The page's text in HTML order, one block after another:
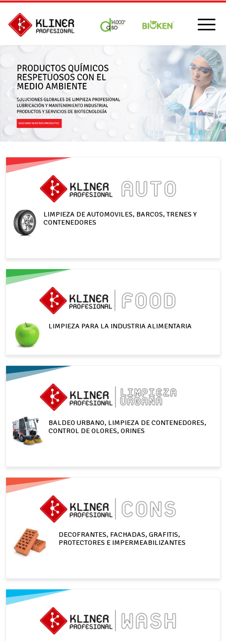
Posterior
LIMPIEZA DE AUTOMOVILES, BARCOS, TRENES Y
CONTENEDORES
LIMPIEZA PARA LA INDUSTRIA ALIMENTARIA
BALDEO URBANO, LIMPIEZA DE CONTENEDORES,
CONTROL DE OLORES, ORINES
DECOFRANTES, FACHADAS, GRAFITIS,
PROTECTORES E IMPERMEABILIZANTES